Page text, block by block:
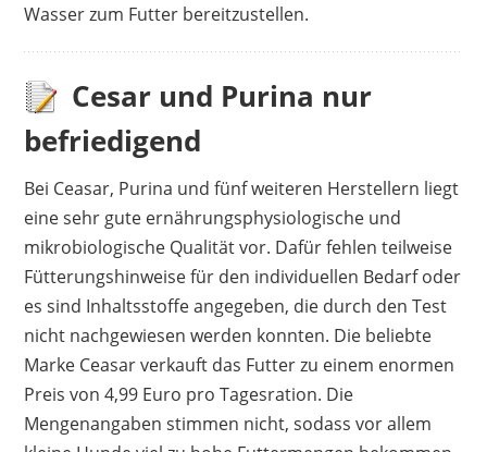
Wasser zum Futter bereitzustellen.
Cesar und Purina nur
befriedigend
Bei Ceasar, Purina und fünf weiteren Herstellern liegt
eine sehr gute ernährungsphysiologische und
mikrobiologische Qualität vor. Dafür fehlen teilweise
Fütterungshinweise für den individuellen Bedarf oder
es sind Inhaltsstoffe angegeben, die durch den Test
nicht nachgewiesen werden konnten. Die beliebte
Marke Ceasar verkauft das Futter zu einem enormen
Preis von 4,99 Euro pro Tagesration. Die
Mengenangaben stimmen nicht, sodass vor allem